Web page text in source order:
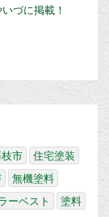
づに掲載！
市
住宅塗装
無機塗料
ーベスト
塗料